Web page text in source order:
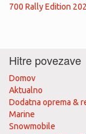
700 Rally Edition
Hitre povezave
Domov
Aktualno
Dodatna oprema &
Marine
Snowmobile